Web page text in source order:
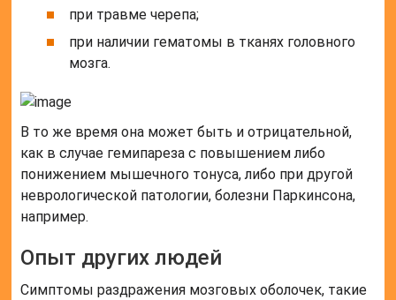
при травме черепа;
при наличии гематомы в тканях головного
мозга.
В то же время она может быть и отрицательной,
как в случае гемипареза с повышением либо
понижением мышечного тонуса, либо при другой
неврологической патологии, болезни Паркинсона,
например.
Опыт других людей
Симптомы раздражения мозговых оболочек, такие